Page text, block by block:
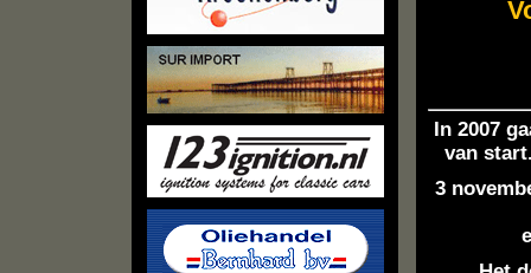
In 2007
van
3